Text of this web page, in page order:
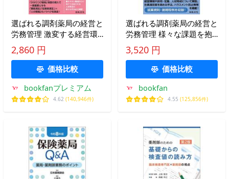
選ばれる調剤薬局の経営と
労務管理 激変する経営環
境・労働環境を乗り切る処
方箋/水田かほる/山中晶子
2,860 円
価格比較
bookfanプレミアム
4.62 (140,946件)
選ばれる調剤薬局の経営と
労務管理 様々な課題を抱
える業界で生き残るための
処方箋/水田かほる/山中晶
3,520 円
価格比較
bookfan
4.55 (125,856件)